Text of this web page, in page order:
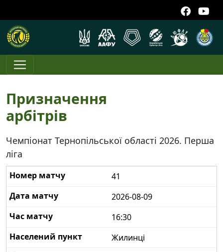
Призначення
арбітрів
Чемпіонат Тернопільської області 2026. Перша
ліга
41
2026-08-09
16:30
Жилинці